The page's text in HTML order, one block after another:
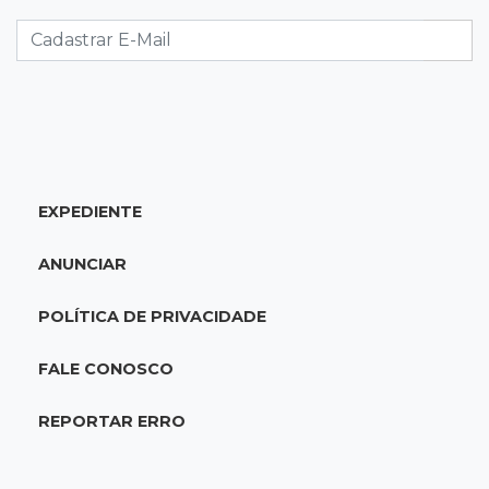
Caminhão tomba e trava trânsito após
acidente com F-1000 na Av. Heráclito
18:28Concurso 3.042
Produção de biodiesel cresce 32% em MS e
EXPEDIENTE
ANUNCIAR
POLÍTICA DE PRIVACIDADE
FALE CONOSCO
REPORTAR ERRO